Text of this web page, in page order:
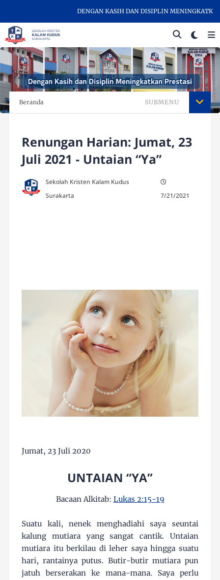
DENGAN KASIH DAN DISIPLIN MENINGKATKAN
Beranda SUBMENU
Renungan Harian: Jumat, 23
Juli 2021 - Untaian “Ya”
Sekolah Kristen Kalam Kudus
Surakarta
7/21/2021
Jumat, 23 Juli 2020
UNTAIAN “YA”
Bacaan Alkitab: Lukas 2:15-19
Suatu kali, nenek menghadiahi saya seuntai
kalung mutiara yang sangat cantik. Untaian
mutiara itu berkilau di leher saya hingga suatu
hari, rantainya putus. Butir-butir mutiara pun
jatuh berserakan ke mana-mana. Saya perlu